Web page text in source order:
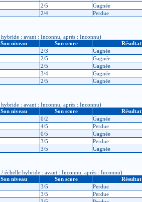
2/5 Gagnée
2/4 Perdue
: avant : Inconnu, après : Inconnu)
Son niveau Son score Résultat
2/3 Gagnée
2/5 Gagnée
2/5 Gagnée
3/4 Gagnée
2/5 Gagnée
: avant : Inconnu, après : Inconnu)
Son niveau Son score Résultat
0/2 Gagnée
4/5 Perdue
0/5 Gagnée
3/5 Perdue
3/5 Gagnée
hybride : avant : Inconnu, après : Inconnu)
Son niveau Son score Résultat
3/5 Perdue
3/5 Perdue